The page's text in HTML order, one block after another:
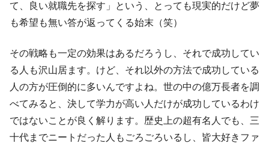
て、良い就職先を探す」という、とっても現実的だけど夢
も希望も無い答が返ってくる始末（笑）
その戦略も一定の効果はあるだろうし、それで成功してい
る人も沢山居ます。けど、それ以外の方法で成功している
人の方が圧倒的に多いんですよね。世の中の億万長者を調
べてみると、決して学力が高い人だけが成功しているわけ
ではないことが良く解ります。歴史上の超有名人でも、三
十代までニートだった人もごろごろいるし、皆大好きファ